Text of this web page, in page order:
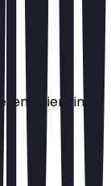
Hier vind